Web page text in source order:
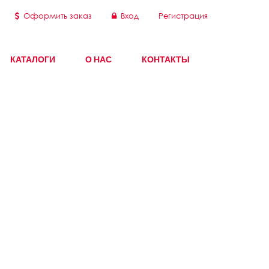
Оформить заказ Вход Регистрация
КАТАЛОГИ О НАС КОНТАКТЫ